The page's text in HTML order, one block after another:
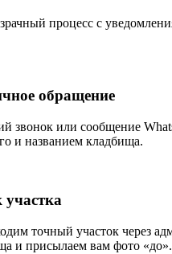
процесс с
обращение
звонок или сообщение
и названием кладбища.
точный участок через
и присылаем вам фото «до».